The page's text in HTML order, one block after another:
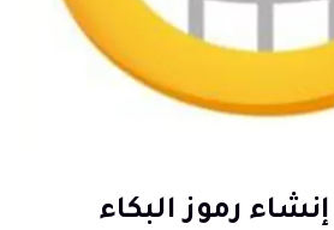
إنشاء رموز البكاء